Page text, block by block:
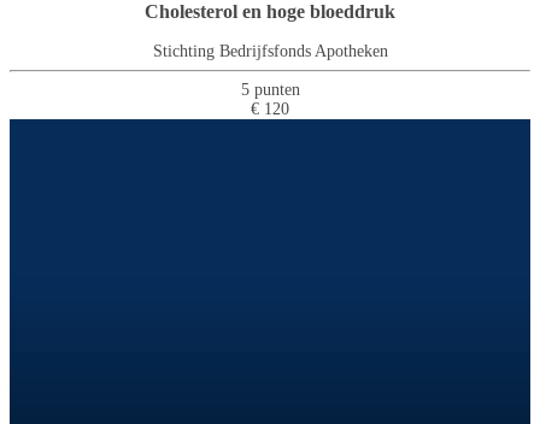
Cholesterol en hoge bloeddruk
Stichting Bedrijfsfonds Apotheken
5 punten
€ 120